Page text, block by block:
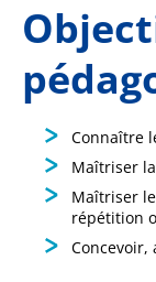
Connaître
Maîtriser
Maîtriser
répétition